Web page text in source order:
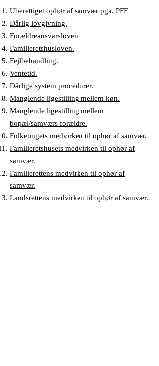
Uberettiget ophør af samvær pga. PFF
Dårlig lovgivning.
Forældreansvarsloven.
Familieretshusloven.
Fejlbehandling.
Ventetid.
Dårlige system procedurer.
Manglende ligestilling mellem køn.
Manglende ligestilling mellem
bopæl/samværs forældre.
Folketingets medvirken til ophør af samvær.
Familieretshusets medvirken til ophør af
samvær.
Familierettens medvirken til ophør af
samvær.
Landsrettens medvirken til ophør af samvær.